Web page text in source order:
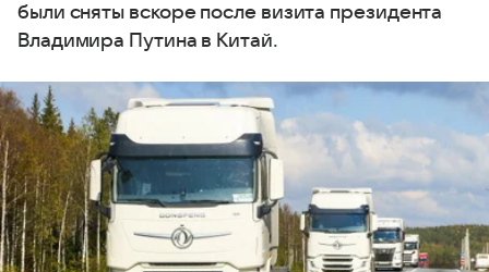
были сняты вскоре после визита президента
Владимира Путина в Китай.